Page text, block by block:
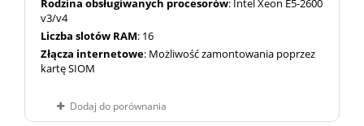
Rodzina obsługiwanych procesorów: Intel Xeon E5-2600
v3/v4
Liczba slotów RAM: 16
Złącza internetowe: Możliwość zamontowania poprzez
kartę SIOM
Dodaj do porównania